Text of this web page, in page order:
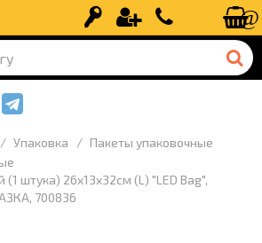
Вход Регистрация+7 (499) 110-
Упаковка
Пакеты упаковочные
штука) 26x13x32см (L) "LED Bag",
700836